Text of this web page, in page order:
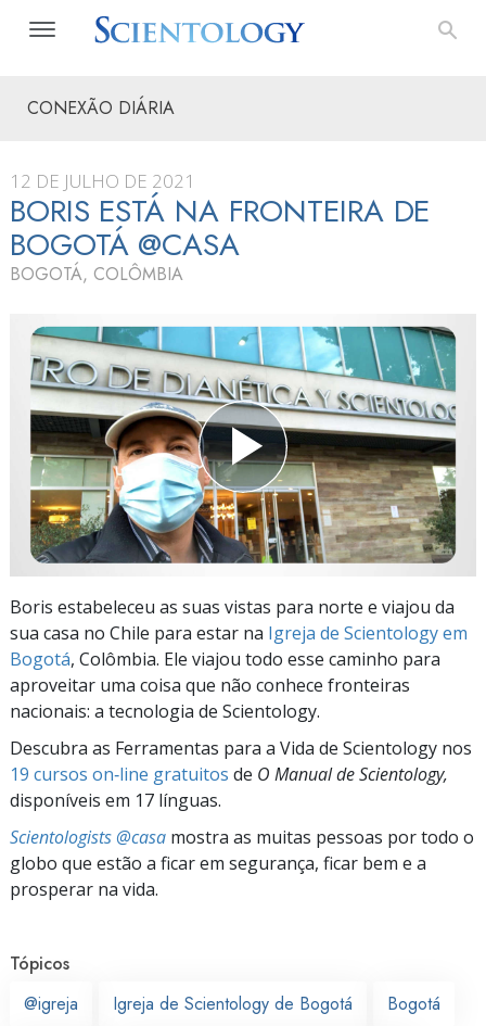
CONEXÃO DIÁRIA
12 DE JULHO DE 2021
BORIS ESTÁ NA FRONTEIRA DE
BOGOTÁ @CASA
BOGOTÁ, COLÔMBIA
Boris estabeleceu as suas vistas para norte e viajou da
sua casa no Chile para estar na Igreja de Scientology em
Bogotá, Colômbia. Ele viajou todo esse caminho para
aproveitar uma coisa que não conhece fronteiras
nacionais: a tecnologia de Scientology.
Descubra as Ferramentas para a Vida de Scientology nos
19 cursos on‑line gratuitos de O Manual de Scientology,
disponíveis em 17 línguas.
Scientologists @casa mostra as muitas pessoas por todo o
globo que estão a ficar em segurança, ficar bem e a
prosperar na vida.
Tópicos
@igreja
Igreja de Scientology de Bogotá Bogotá